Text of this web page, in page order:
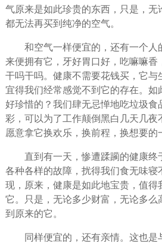
气原来是如此珍贵的东西，只是，无
都无法再买到纯净的空气。
和空气一样便宜的，还有一个人
来便拥有它，牙好胃口好，吃嘛嘛香
干吗干吗。健康不需要花钱买，它与
宜得我们经常感觉不到它的存在。如
好珍惜的？我们肆无忌惮地吃垃圾食
彩，可以为了工作颠倒黑白几天几夜
愿意拿它换欢乐，换前程，换想要的
直到有一天，惨遭蹂躏的健康终
各种各样的故障，扰得我们食无味寝
现，原来，健康是如此地宝贵，值得
它。只是，无论多少财富 ，无论多
到原来的它。
同样便宜的，还有亲情。这也是